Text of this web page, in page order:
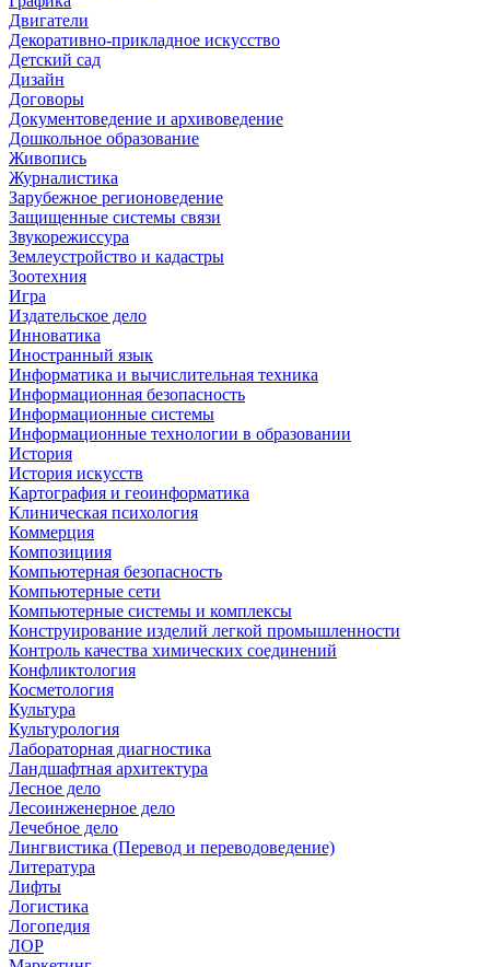
Двигатели
Декоративно-прикладное искусство
Детский сад
Дизайн
Договоры
Документоведение и архивоведение
Дошкольное образование
Живопись
Журналистика
Зарубежное регионоведение
Защищенные системы связи
Звукорежиссура
Землеустройство и кадастры
Зоотехния
Игра
Издательское дело
Инноватика
Иностранный язык
Информатика и вычислительная техника
Информационная безопасность
Информационные системы
Информационные технологии в образовании
История
История искусств
Картография и геоинформатика
Клиническая психология
Коммерция
Композициия
Компьютерная безопасность
Компьютерные сети
Компьютерные системы и комплексы
Конструирование изделий легкой промышленности
Контроль качества химических соединений
Конфликтология
Косметология
Культура
Культурология
Лабораторная диагностика
Ландшафтная архитектура
Лесное дело
Лесоинженерное дело
Лечебное дело
Лингвистика (Перевод и переводоведение)
Литература
Лифты
Логистика
Логопедия
ЛОР